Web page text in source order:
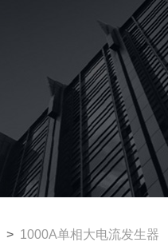
> 1000A单相大电流发生器